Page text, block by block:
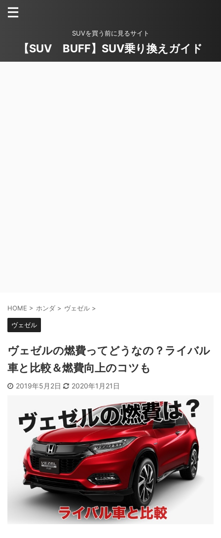
SUVを買う前に見るサイト
【SUV BUFF】SUV乗り換えガイド
HOME > ホンダ > ヴェゼル >
ヴェゼル
ヴェゼルの燃費ってどうなの？ライバル
車と比較＆燃費向上のコツも
2019年5月2日 2020年1月21日